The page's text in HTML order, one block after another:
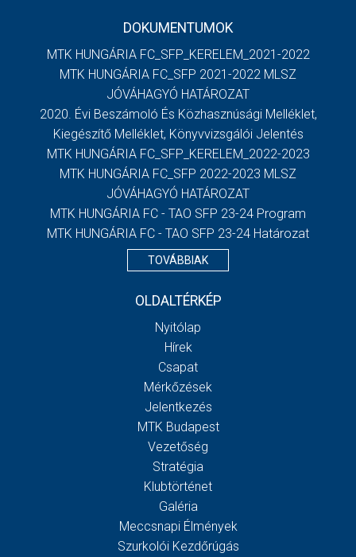
DOKUMENTUMOK
MTK HUNGÁRIA FC_SFP_KERELEM_2021-2022
MTK HUNGÁRIA FC_SFP 2021-2022 MLSZ
JÓVÁHAGYÓ HATÁROZAT
2020. Évi Beszámoló És Közhasznúsági Melléklet,
Kiegészítő Melléklet, Könyvvizsgálói Jelentés
MTK HUNGÁRIA FC_SFP_KERELEM_2022-2023
MTK HUNGÁRIA FC_SFP 2022-2023 MLSZ
JÓVÁHAGYÓ HATÁROZAT
MTK HUNGÁRIA FC - TAO SFP 23-24 Program
MTK HUNGÁRIA FC - TAO SFP 23-24 Határozat
TOVÁBBIAK
OLDALTÉRKÉP
Nyitólap
Hírek
Csapat
Mérkőzések
Jelentkezés
MTK Budapest
Vezetőség
Stratégia
Klubtörténet
Galéria
Meccsnapi Élmények
Szurkolói Kezdőrúgás